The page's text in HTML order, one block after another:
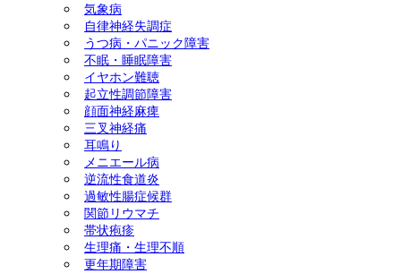
体質改善) 慢性腎臓病 頭
痛 天気痛(気象病) 顔面神経
麻痺 三叉神経痛
気象病
自律神経失調症
うつ病・パニック障害
不眠・睡眠障害
イヤホン難聴
起立性調節障害
顔面神経麻痺
三叉神経痛
耳鳴り
メニエール病
逆流性食道炎
過敏性腸症候群
関節リウマチ
帯状疱疹
生理痛・生理不順
更年期障害